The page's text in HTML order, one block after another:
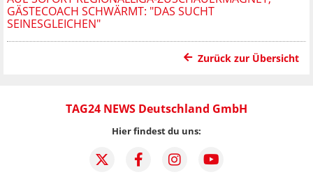
GÄSTECOACH SCHWÄRMT: "DAS SUCHT
SEINESGLEICHEN"
Zurück zur Übersicht
TAG24 NEWS Deutschland GmbH
Hier findest du uns: